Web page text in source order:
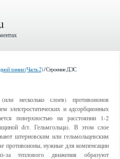
химии (Часть 2)/ Строение ДЭС
несколько слоев) противоионов
электростатических и адсорбционных
поверхностью на расстоянии 1-2
d(т. Гельмгольца). В этом слое
штерновским или гельмольцевским
противоионы, нужные для компенсации
за теплового движения образуют